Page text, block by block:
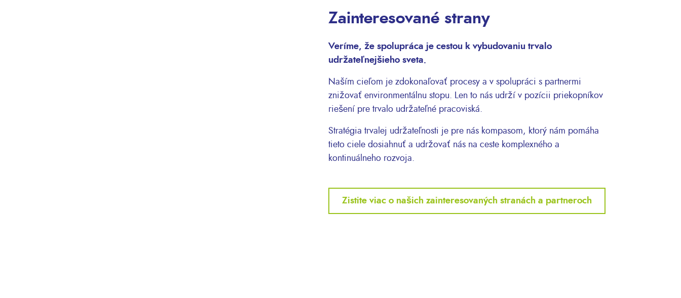
Zainteresované strany
Veríme, že spolupráca je cestou k vybudovaniu trvalo
udržateľnejšieho sveta.
Naším cieľom je zdokonaľovať procesy a v spolupráci s partnermi
znižovať environmentálnu stopu. Len to nás udrží v pozícii priekopníkov
riešení pre trvalo udržateľné pracoviská.
Stratégia trvalej udržateľnosti je pre nás kompasom, ktorý nám pomáha
tieto ciele dosiahnuť a udržovať nás na ceste komplexného a
kontinuálneho rozvoja.
Zistite viac o našich zainteresovaných stranách a partneroch